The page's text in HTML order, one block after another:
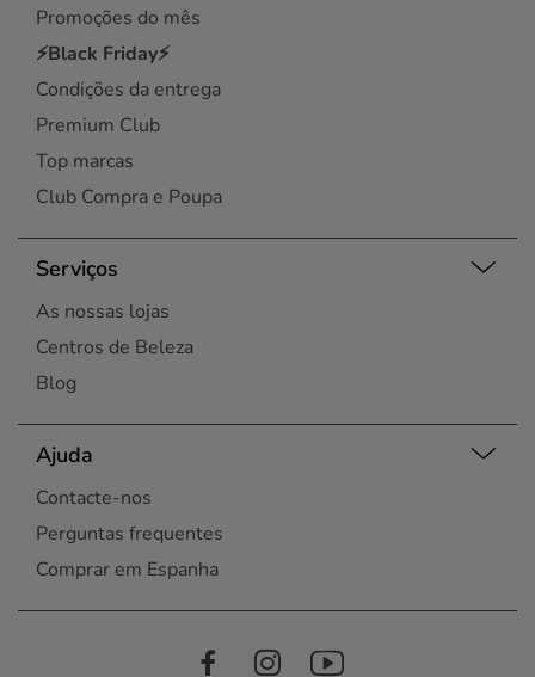
Promoções do mês
⚡Black Friday⚡
Condições da entrega
Premium Club
Top marcas
Club Compra e Poupa
Serviços
As nossas lojas
Centros de Beleza
Blog
Ajuda
Contacte-nos
Perguntas frequentes
Comprar em Espanha